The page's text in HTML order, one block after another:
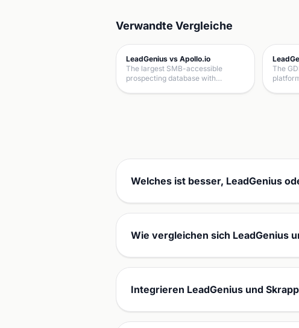
Verwandte Vergleiche
LeadGenius vs Apollo.io
The largest SMB-accessible
prospecting database with…
The
Welches ist besser, LeadGenius
Wie vergleichen sich LeadGenius
Integrieren LeadGenius und